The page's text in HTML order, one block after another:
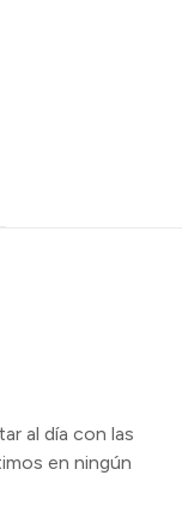
al día con las
en ningún